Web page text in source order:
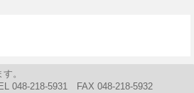
。
048-218-5931 FAX 048-218-5932